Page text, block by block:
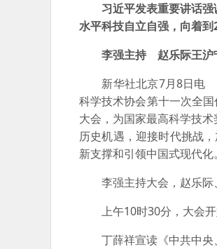
习近平发表重要讲话
水平科技自立自强，向着
李强主持 赵乐际王沪
新华社北京7月8日电 国
科学技术协会第十一次全
大会，为国家最高科学技
历史机遇，迎接时代挑战
新支撑和引领中国式现代化。
李强主持大会，赵乐际
上午10时30分，大会开
丁薛祥宣读《中共中央